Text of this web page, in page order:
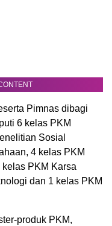
Pimnas dibagi
6 kelas PKM
Sosial
4 kelas PKM
PKM Karsa
dan 1 kelas PKM
produk PKM,